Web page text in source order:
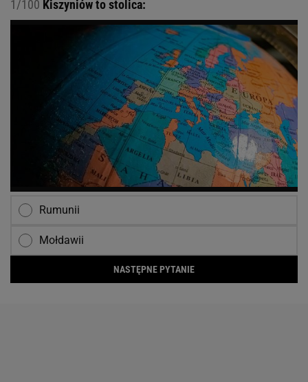
1/100 Kiszyniów to stolica:
Rumunii
Mołdawii
NASTĘPNE PYTANIE